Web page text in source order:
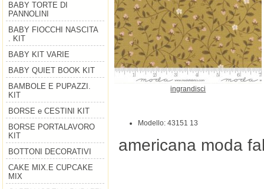
BABY TORTE DI
PANNOLINI
BABY FIOCCHI NASCITA
. KIT
BABY KIT VARIE
BABY QUIET BOOK KIT
BAMBOLE E PUPAZZI.
KIT
BORSE e CESTINI KIT
BORSE PORTALAVORO
KIT
BOTTONI DECORATIVI
CAKE MIX.E CUPCAKE
MIX
ingrandisci
Modello: 43151 13
americana moda